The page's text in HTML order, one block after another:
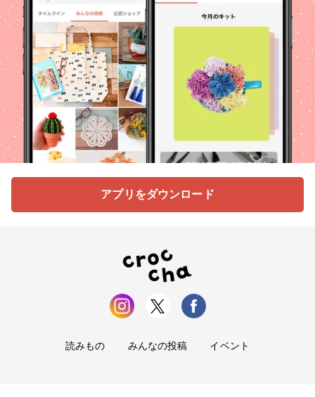
アプリをダウンロード
読みもの みんなの投稿 イベント